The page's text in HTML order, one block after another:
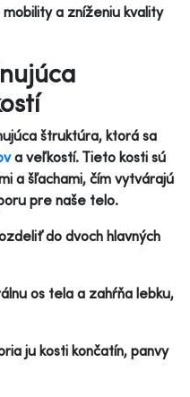
a zníženiu kvality
štruktúra, ktorá sa
a veľkostí. Tieto kosti sú
a šľachami, čím vytvárajú
pre naše telo.
do dvoch hlavných
os tela a zahŕňa lebku,
ju kosti končatín, panvy